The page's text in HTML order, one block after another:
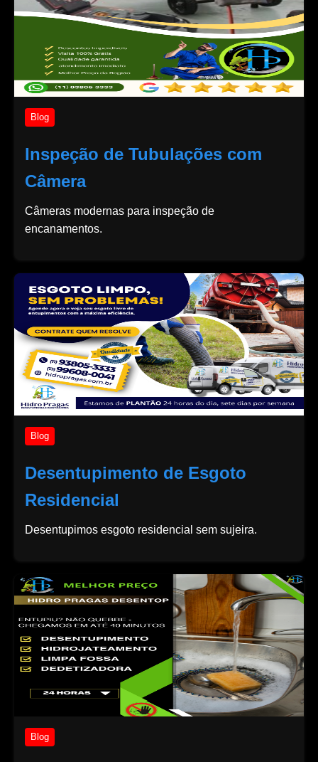
Blog
Inspeção de Tubulações com
Câmera
Câmeras modernas para inspeção de
encanamentos.
Blog
Desentupimento de Esgoto
Residencial
Desentupimos esgoto residencial sem sujeira.
Blog